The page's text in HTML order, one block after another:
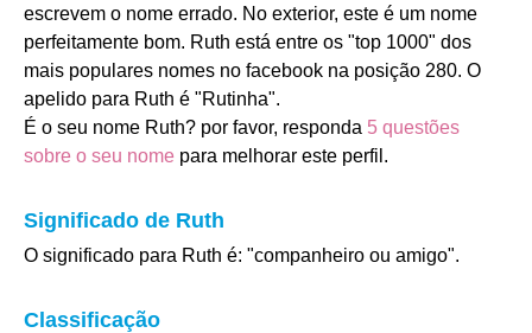
escrevem o nome errado. No exterior, este é um nome
perfeitamente bom. Ruth está entre os "top 1000" dos
mais populares nomes no facebook na posição 280. O
apelido para Ruth é "Rutinha".
É o seu nome Ruth? por favor, responda 5 questões
sobre o seu nome para melhorar este perfil.
Significado de Ruth
O significado para Ruth é: "companheiro ou amigo".
Classificação